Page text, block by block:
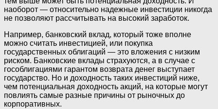
наоборот — относительно надежные инвестиции никогда
не позволяют рассчитывать на высокий заработок.
Например, банковский вклад, который тоже вполне
можно считать инвестицией, или покупка
государственных облигаций — это вложения с низким
риском. Банковские вклады страхуются, а в случае с
гособлигациями гарантом возврата денег выступает
государство. Но и доходность таких инвестиций ниже,
чем потенциальная доходность акций, на которые могут
повлиять самые разные причины от рыночных до
корпоративных.